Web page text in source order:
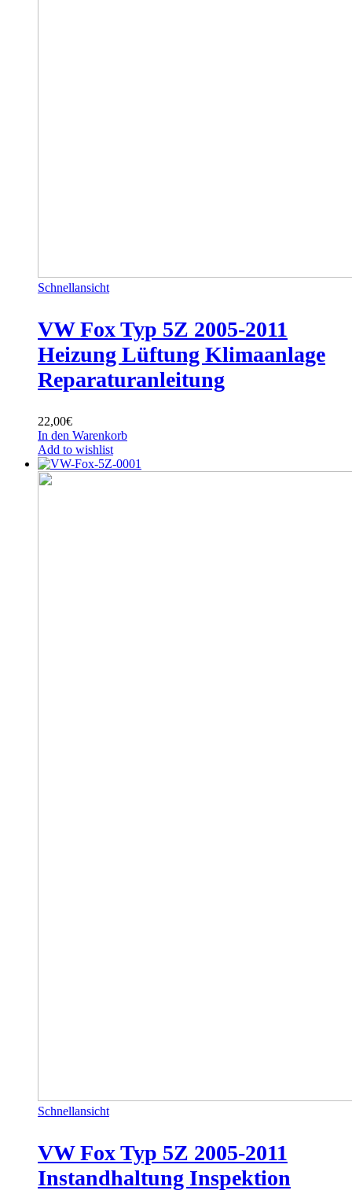
Schnellansicht
VW Fox Typ 5Z 2005-2011
Heizung Lüftung Klimaanlage
Reparaturanleitung
22,00€
In den Warenkorb
Add to wishlist
Schnellansicht
VW Fox Typ 5Z 2005-2011
Instandhaltung Inspektion